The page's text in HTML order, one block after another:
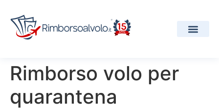
Rimborso volo per
quarantena